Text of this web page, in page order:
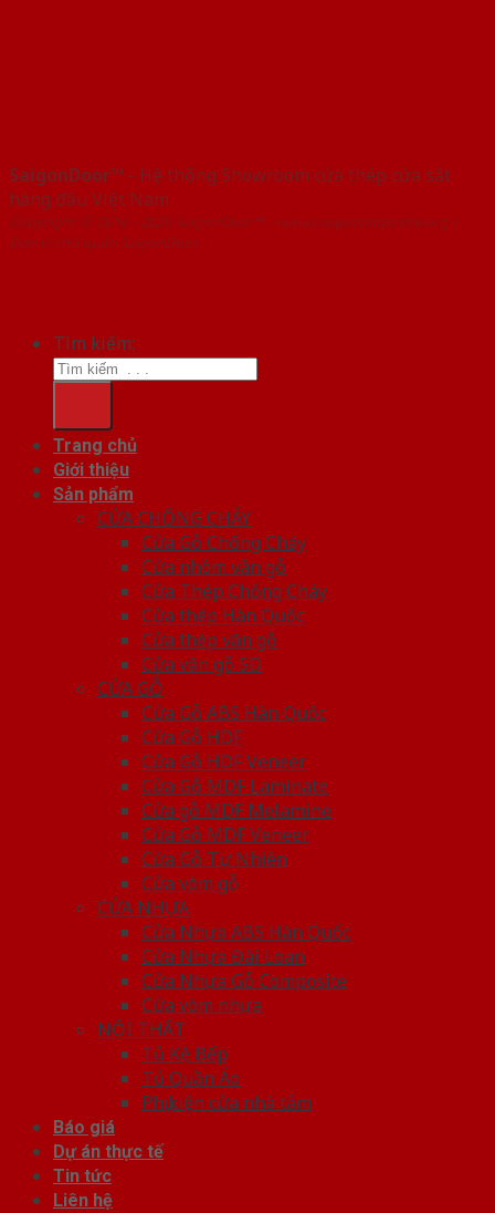
SaigonDoor™ - Hệ thống Showroom cửa thép cửa sắt
hàng đầu Việt Nam
Copyright ⓒ 2016 – 2026 SaigonDoor™ - www.cuagocomposite.org |
Đơn vị chủ quản SaigonDoor
Tìm kiếm:
Trang chủ
Giới thiệu
Sản phẩm
CỬA CHỐNG CHÁY
Cửa Gỗ Chống Cháy
Cửa nhôm vân gỗ
Cửa Thép Chống Cháy
Cửa thép Hàn Quốc
Cửa thép vân gỗ
Cửa vân gỗ 5D
CỬA GỖ
Cửa Gỗ ABS Hàn Quốc
Cửa Gỗ HDF
Cửa Gỗ HDF Veneer
Cửa Gỗ MDF Laminate
Cửa gỗ MDF Melamine
Cửa Gỗ MDF Veneer
Cửa Gỗ Tự Nhiên
Cửa vòm gỗ
CỬA NHỰA
Cửa Nhựa ABS Hàn Quốc
Cửa Nhựa Đài Loan
Cửa Nhựa Gỗ Composite
Cửa vòm nhựa
NỘI THẤT
Tủ Kệ Bếp
Tủ Quần Áo
Phụ kiện cửa nhà tắm
Báo giá
Dự án thực tế
Tin tức
Liên hệ